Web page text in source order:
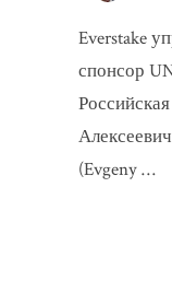
Everstake
спонсор
(Evgeny …